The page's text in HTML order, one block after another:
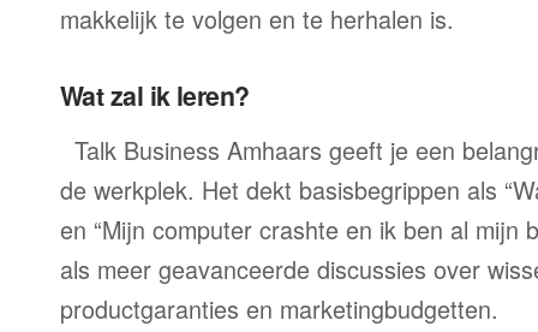
makkelijk te volgen en te herhalen is.
Wat zal ik leren?
Talk Business Amhaars geeft je een
de werkplek. Het dekt basisbegrippen als
en “Mijn computer crashte en ik ben al mijn
als meer geavanceerde discussies over
productgaranties en marketingbudgetten.